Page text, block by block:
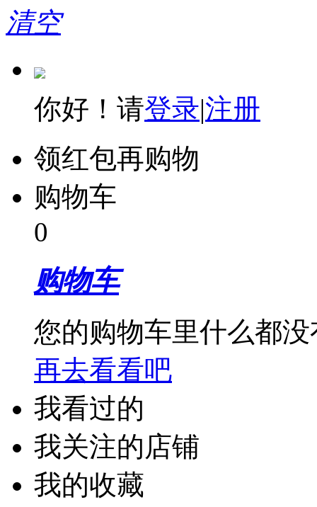
清空
你好！请登录|注册
领红包再购物
购物车
0
购物车
您的购物车里什么都没
再去看看吧
我看过的
我关注的店铺
我的收藏